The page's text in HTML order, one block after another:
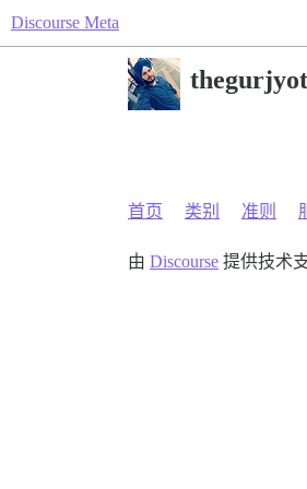
Discourse Meta
thegurjyot
首页 类别 准则
由 Discourse 提供技术